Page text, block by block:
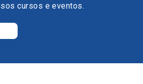
cursos e eventos.